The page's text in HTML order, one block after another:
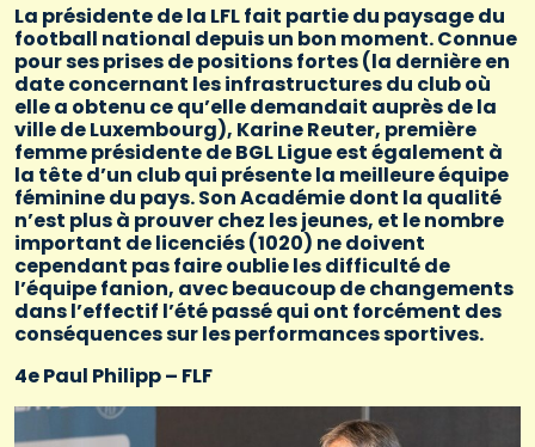
La présidente de la LFL fait partie du paysage du
football national depuis un bon moment. Connue
pour ses prises de positions fortes (la dernière en
date concernant les infrastructures du club où
elle a obtenu ce qu’elle demandait auprès de la
ville de Luxembourg), Karine Reuter, première
femme présidente de BGL Ligue est également à
la tête d’un club qui présente la meilleure équipe
féminine du pays. Son Académie dont la qualité
n’est plus à prouver chez les jeunes, et le nombre
important de licenciés (1020) ne doivent
cependant pas faire oublie les difficulté de
l’équipe fanion, avec beaucoup de changements
dans l’effectif l’été passé qui ont forcément des
conséquences sur les performances sportives.
4e Paul Philipp – FLF